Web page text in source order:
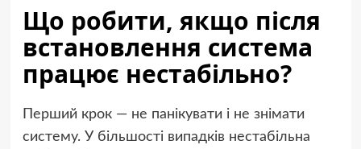
Що робити, якщо після
встановлення система
працює нестабільно?
Перший крок — не панікувати і не знімати
систему. У більшості випадків нестабільна